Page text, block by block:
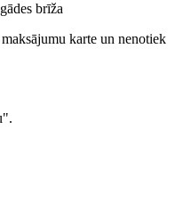
brīža
karte un nenotiek